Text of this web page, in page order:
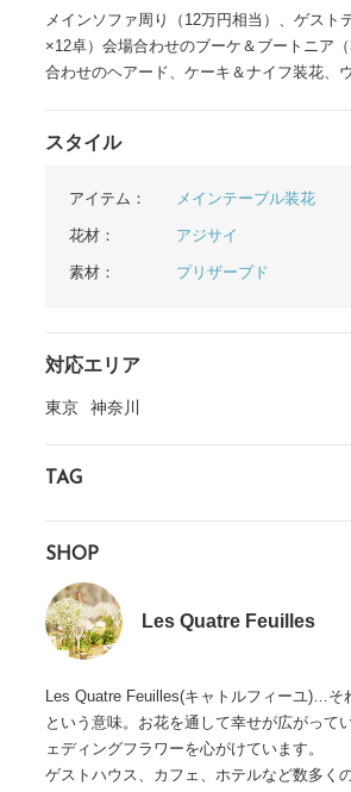
メインソファ周り（12万円相当）、ゲスト
×12卓）会場合わせのブーケ＆ブートニア
合わせのヘアード、ケーキ＆ナイフ装花、
スタイル
アイテム： メインテーブル装花
花材： アジサイ
素材： プリザーブド
対応エリア
東京 神奈川
TAG
SHOP
Les Quatre Feuilles
Les Quatre Feuilles(キャトルフィーユ)…そ
という意味。お花を通して幸せが広がって
ェディングフラワーを心がけています。
ゲストハウス、カフェ、ホテルなど数多く